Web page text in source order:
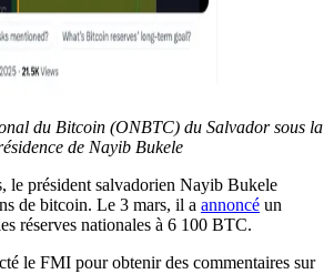
du Bitcoin (ONBTC) du Salvador sous la
de Nayib Bukele
le président salvadorien Nayib Bukele
de bitcoin. Le 3 mars, il a annoncé un
réserves nationales à 6 100 BTC.
le FMI pour obtenir des commentaires sur